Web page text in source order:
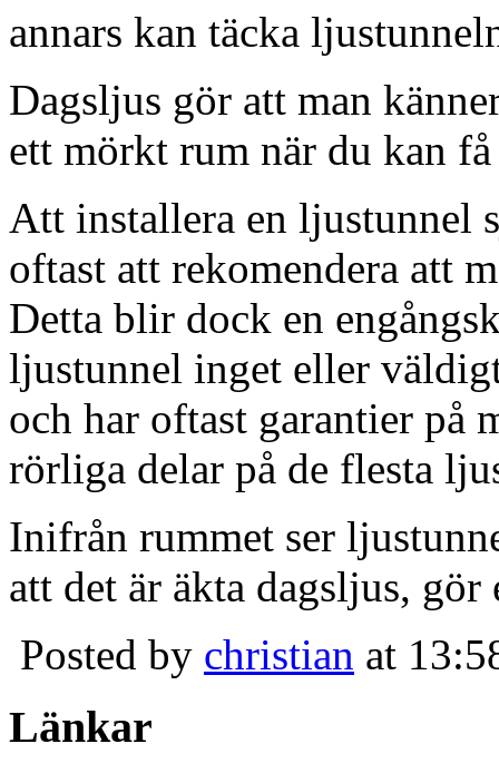
annars kan täcka
Dagsljus gör att man
ett mörkt rum när du kan
Att installera en ljustunnel
oftast att rekomendera att
Detta blir dock en
ljustunnel inget eller
och har oftast garantier på
rörliga delar på de flesta
Inifrån rummet ser
att det är äkta dagsljus,
Posted by christian at
Länkar